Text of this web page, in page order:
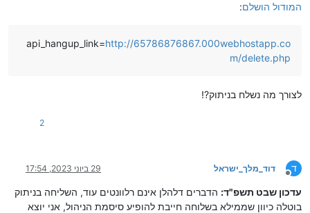
המודול הושלם:
api_hangup_link=http://65786876867.000webhostapp.co
m/delete.php
לצורך מה נשלח בניתוק?!
2
ד
מנותק
דוד_מלך_ישראל 29 ביוני 2023, 17:54
עדכון שבט תשפ"ד: הדברים דלהלן אינם רלוונטים עוד, השליחה בניתוק
בוטלה כיוון שממילא בשלוחה חייבת להופיע סיסמת הניהול, אני יוצא